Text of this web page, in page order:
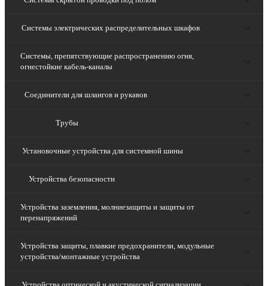
Системы электрических распределительных шкафов
Системы, препятствующие распространению огня,
огнестойкие кабель-каналы
Соединители для шлангов и рукавов
Трубы
Установочные устройства для системной шины
Устройства безопасности
Устройства заземления, молниезащиты и защиты от
перенапряжений
Устройства защиты, плавкие предохранители, модульные
устройства/монтажные устройства